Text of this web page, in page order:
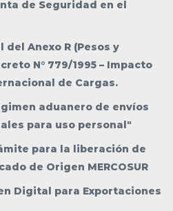
de Seguridad en el
Anexo R (Pesos y
N° 779/1995 – Impacto
de Cargas.
aduanero de envíos
para uso personal"
para la liberación de
de Origen MERCOSUR
Digital para Exportaciones